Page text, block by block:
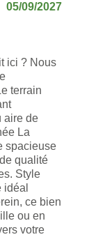
05/09/2027
ici ? Nous
terrain
aire de
La
spacieuse
qualité
Style
ce bien
ou en
votre